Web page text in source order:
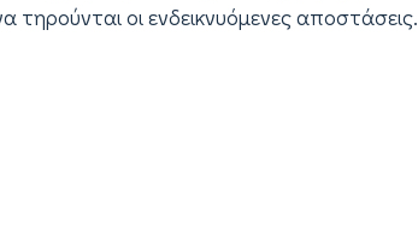
τηρούνται οι ενδεικνυόμενες αποστάσεις.